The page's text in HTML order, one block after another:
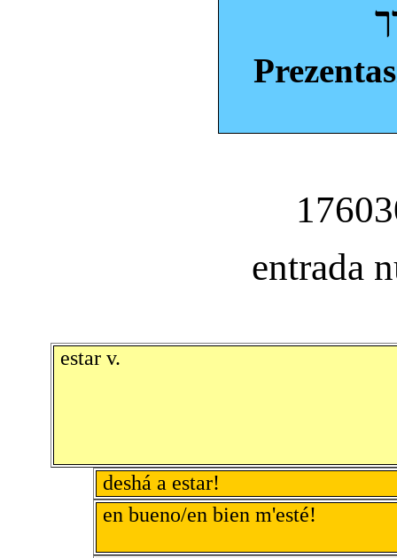
entrada
estar v.
deshá a estar!
en bueno/en bien m'esté!